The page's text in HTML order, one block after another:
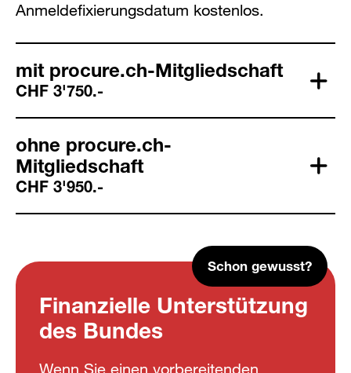
Anmeldefixierungsdatum kostenlos.
mit procure.ch-Mitgliedschaft
CHF 3'750.-
ohne procure.ch-
Mitgliedschaft
CHF 3'950.-
Schon gewusst?
Finanzielle Unterstützung
des Bundes
Wenn Sie einen vorbereitenden